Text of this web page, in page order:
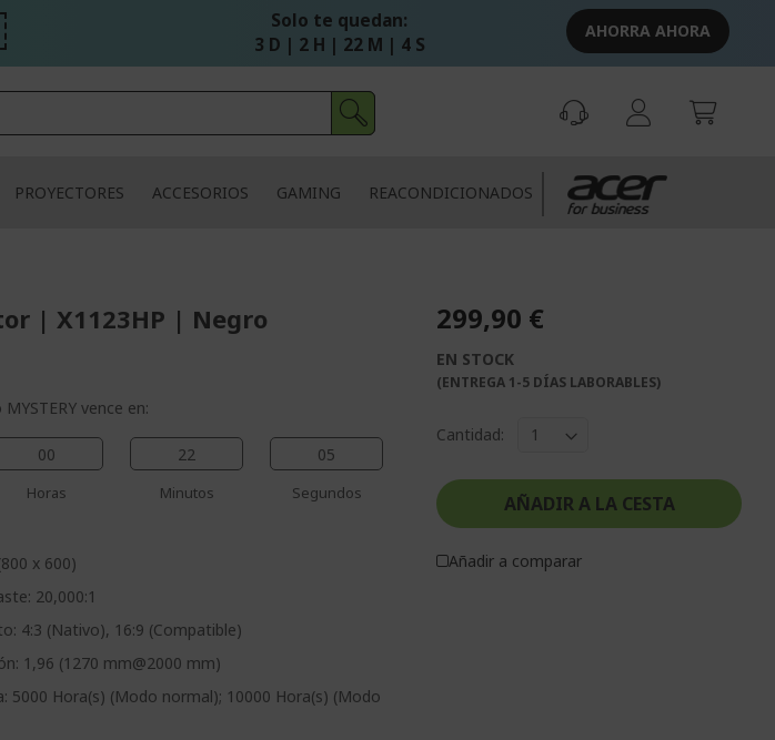
Solo te quedan:
3 D | 2 H | 22 M | 4 S
AHORRA AHORA
PROYECTORES ACCESORIOS GAMING REACONDICIONADOS
| X1123HP | Negro
vence en:
00
Horas
22
Minutos
04
Segundos
x 600)
20,000:1
4:3 (Nativo), 16:9 (Compatible)
1,96 (1270 mm@2000 mm)
5000 Hora(s) (Modo normal); 10000 Hora(s) (Modo
299,90 €
EN STOCK
(ENTREGA 1-5 DÍAS LABORABLES)
Cantidad:
AÑADIR A LA CESTA
Añadir a comparar